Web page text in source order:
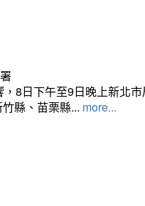
8日下午至9日晚上新北
縣、苗栗縣... more...